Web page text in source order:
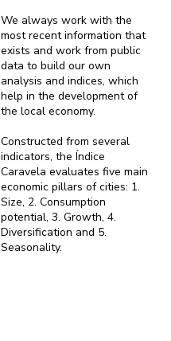
We always work with the
most recent information that
exists and work from public
data to build our own
analysis and indices, which
help in the development of
the local economy.
Constructed from several
indicators, the Índice
Caravela evaluates five main
economic pillars of cities: 1.
Size, 2. Consumption
potential, 3. Growth, 4.
Diversification and 5.
Seasonality.